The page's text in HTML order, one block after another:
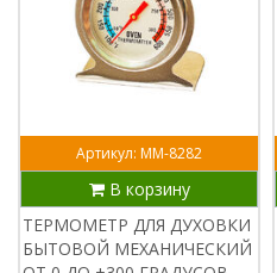
Артикул: ММ-8282
В корзину
ТЕРМОМЕТР ДЛЯ ДУХОВКИ
БЫТОВОЙ МЕХАНИЧЕСКИЙ